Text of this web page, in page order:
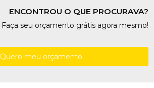
ENCONTROU O QUE PROCURAVA?
Faça seu orçamento grátis agora mesmo!
Quero meu orçamento